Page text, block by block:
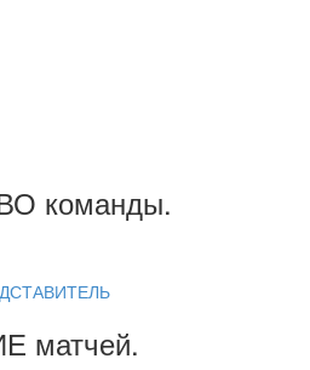
команды.
матчей.